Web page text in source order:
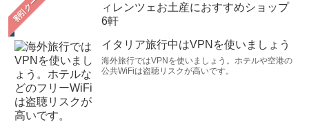
ィレンツェお土産におすすめショップ
6軒
イタリア旅行中はVPNを使いましょう
海外旅行ではVPNを使いましょう。ホテルや空港の
公共WiFiは盗聴リスクが高いです。